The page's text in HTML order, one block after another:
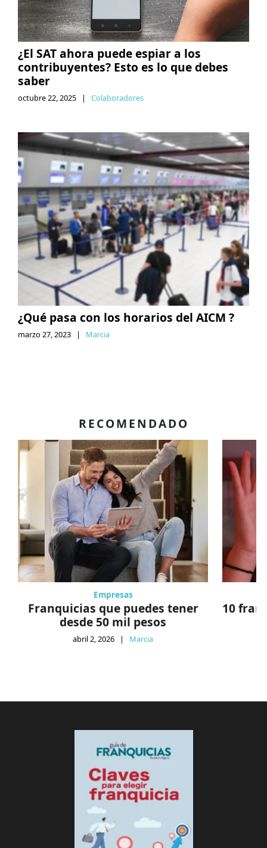
¿El SAT ahora puede espiar a los
contribuyentes? Esto es lo que debes
saber
octubre 22, 2025 | Colaboradores
¿Qué pasa con los horarios del AICM ?
marzo 27, 2023 | Marcia
RECOMENDADO
Empresas
Franquicias que puedes tener
desde 50 mil pesos
abril 2, 2026 | Marcia
10